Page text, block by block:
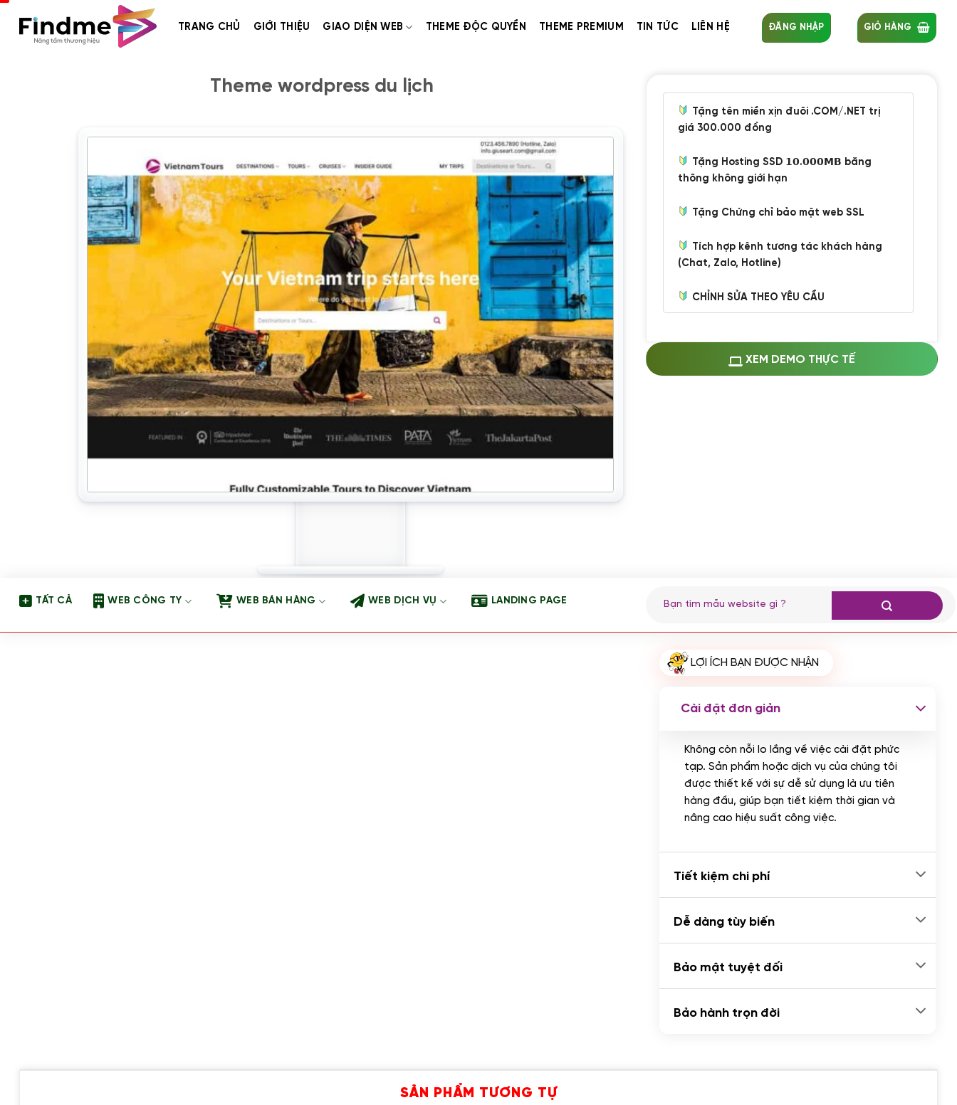
TRANG CHỦ GIỚI THIỆU GIAO DIỆN WEB THEME ĐỘC QUYỀN THEME PREMIUM TIN TỨC LIÊN HỆ ĐĂNG NHẬP GIỎ HÀNG
Theme wordpress du lịch
Tặng tên miền xịn đuôi .COM/.NET trị
giá 300.000 đồng
Tặng Hosting SSD 𝟭𝟬.𝟬𝟬𝟬𝗠𝗕 băng
thông không giới hạn
Tặng Chứng chỉ bảo mật web SSL
Tích hợp kênh tương tác khách hàng
(Chat, Zalo, Hotline)
CHỈNH SỬA THEO YÊU CẦU
Thay logo + thông tin doanh nghiệp
(+100.000 VND)
Cài đặt plugin theo yêu cầu
(+100.000 VND)
qua ngân hàng vietcombank,
XEM DEMO THỰC TẾ
TẤT CẢ WEB CÔNG TY WEB BÁN HÀNG WEB DỊCH VỤ LANDING PAGE
kiếm:
LỢI ÍCH BẠN ĐƯỢC NHẬN
Cài đặt đơn giản
Không còn nỗi lo lắng về việc cài đặt phức
tạp. Sản phẩm hoặc dịch vụ của chúng tôi
được thiết kế với sự dễ sử dụng là ưu tiên
hàng đầu, giúp bạn tiết kiệm thời gian và
nâng cao hiệu suất công việc.
Tiết kiệm chi phí
Dễ dàng tùy biến
Bảo mật tuyệt đối
Bảo hành trọn đời
SẢN PHẨM TƯƠNG TỰ